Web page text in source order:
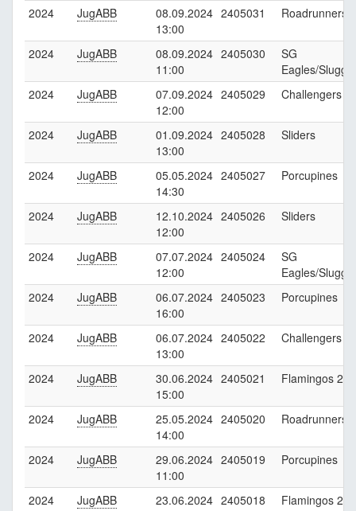
2024 JugABB
08.09.2024
13:00
2405031 Roadrunners
2024 JugABB
08.09.2024
11:00
2405030
SG
Eagles/
2024
JugABB
07.09.2024
12:00
2405029 Challengers
2024 JugABB
01.09.2024
13:00
2405028 Sliders
2024 JugABB
05.05.2024
14:30
2405027 Porcupines
2024 JugABB
12.10.2024
12:00
2405026 Sliders
2024 JugABB
07.07.2024
12:00
2405024
SG
Eagles/
2024
JugABB
06.07.2024
16:00
2405023 Porcupines
2024 JugABB
06.07.2024
13:00
2405022 Challengers
2024 JugABB
30.06.2024
15:00
2405021 Flamingos 2
2024 JugABB
25.05.2024
14:00
2405020 Roadrunners
2024 JugABB
29.06.2024
11:00
2405019 Porcupines
2024 JugABB
23.06.2024 2405018 Flamingos 2